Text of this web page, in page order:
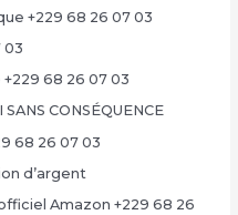
+229 68 26 07 03
03
68 26 07 03
CONSÉQUENCE
68 26 07 03
d’argent
Amazon +229 68 26